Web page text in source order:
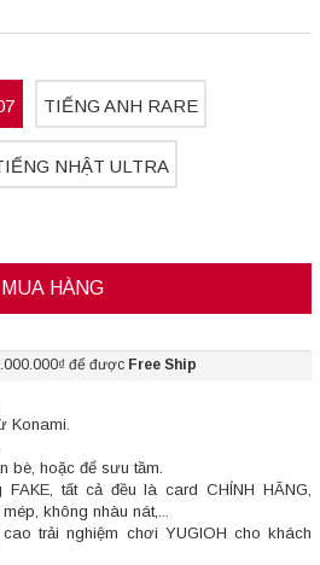
TIẾNG ANH RARE
NHẬT ULTRA
MUA HÀNG
để được Free Ship
Konami.
bè, hoặc để sưu tầm.
tất cả đều là card CHÍNH HÃNG,
không nhàu nát,...
trải nghiệm chơi YUGIOH cho khách